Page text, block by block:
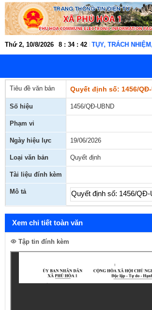
Thứ 2, 10/8/2026 8 : 34 : 42
NGHĨA TÌNH, TẬN TỤY, TRÁCH NHIỆM, KỶ
Tiêu đề văn bản
Quyết định số: 1456/
Số hiệu 1456/QĐ-UBND
Phạm vi
Ngày hiệu lực 19/06/2026
Loại văn bản Quyết định
Tài liệu đính kèm
Mô tả Quyết định số: 1456/
Xem chi tiết toàn văn
Tập tin đính kèm